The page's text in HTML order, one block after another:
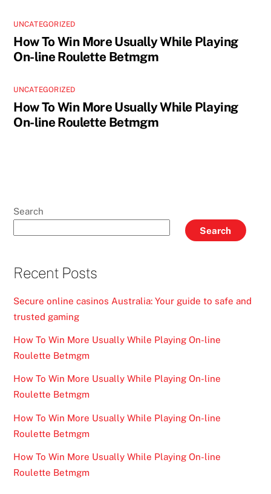
UNCATEGORIZED
How To Win More Usually While Playing
On-line Roulette Betmgm
UNCATEGORIZED
How To Win More Usually While Playing
On-line Roulette Betmgm
Search
Search
Recent Posts
Secure online casinos Australia: Your guide to safe and
trusted gaming
How To Win More Usually While Playing On-line
Roulette Betmgm
How To Win More Usually While Playing On-line
Roulette Betmgm
How To Win More Usually While Playing On-line
Roulette Betmgm
How To Win More Usually While Playing On-line
Roulette Betmgm